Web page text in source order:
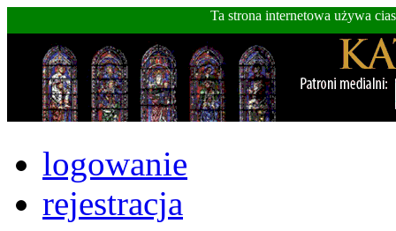
Ta strona internetowa używa
logowanie
rejestracja